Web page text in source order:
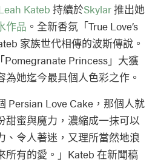
Kateb 持續於Skylar推出她
作品 。全新香氛「True Love’s
家族世代相傳的波斯傳說。
Pomegranate Princess」大獲
她迄今最具個人色彩之作。
Persian Love Cake，那個人就
甜蜜與魔力，濃縮成一抹可以
、令人著迷，又理所當然地浪
所有的愛。」Kateb 在新聞稿